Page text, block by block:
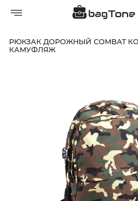
РЮКЗАК ДОРОЖНЫЙ COMBAT
КАМУФЛЯЖ